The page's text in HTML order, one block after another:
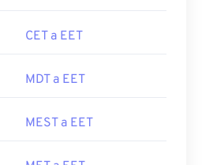
CET a EET
MDT a EET
MEST a EET